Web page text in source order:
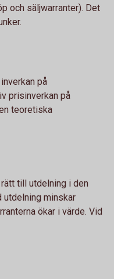
och säljwarranter). Det
på
prisinverkan på
teoretiska
till utdelning i den
utdelning minskar
ökar i värde. Vid